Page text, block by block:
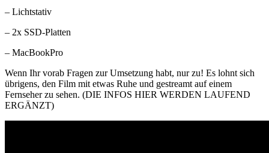
– Lichtstativ
– 2x SSD-Platten
– MacBookPro
Wenn Ihr vorab Fragen zur Umsetzung habt, nur zu! Es lohnt sich
übrigens, den Film mit etwas Ruhe und gestreamt auf einem
Fernseher zu sehen. (DIE INFOS HIER WERDEN LAUFEND
ERGÄNZT)